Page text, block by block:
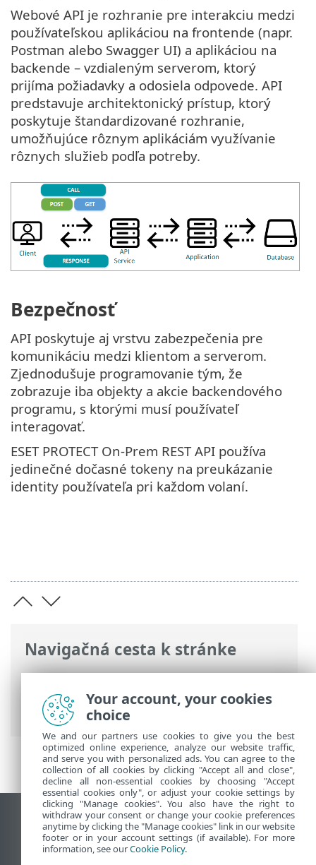
Navigačná cesta k stránke
ESET Online pomocník>ESET PROTECT
On-Prem
>ESET PROTECT On-Prem REST
API
Webové API je rozhranie pre interakciu medzi
používateľskou aplikáciou na frontende (napr.
Postman alebo Swagger UI) a aplikáciou na
backende – vzdialeným serverom, ktorý
prijíma požiadavky a odosiela odpovede. API
predstavuje architektonický prístup, ktorý
poskytuje štandardizované rozhranie,
umožňujúce rôznym aplikáciám využívanie
rôznych služieb podľa potreby.
Bezpečnosť
API poskytuje aj vrstvu zabezpečenia pre
komunikáciu medzi klientom a serverom.
Zjednodušuje programovanie tým, že
zobrazuje iba objekty a akcie backendového
programu, s ktorými musí používateľ
interagovať.
ESET PROTECT On-Prem REST API používa
jedinečné dočasné tokeny na preukázanie
identity používateľa pri každom volaní.
Zobraziť stránku ako na počítači
End of Life
Databáza znalostí ESET
Your account, your cookies
choice
We and our partners use cookies to give you the best
optimized online experience, analyze our website traffic,
and serve you with personalized ads. You can agree to the
collection of all cookies by clicking "Accept all and close",
decline all non-essential cookies by choosing "Accept
essential cookies only", or adjust your cookie settings by
clicking "Manage cookies". You also have the right to
withdraw your consent or change your cookie preferences
anytime by clicking the "Manage cookies" link in our website
footer or in your account settings (if available). For more
information, see ourCookie Policy.